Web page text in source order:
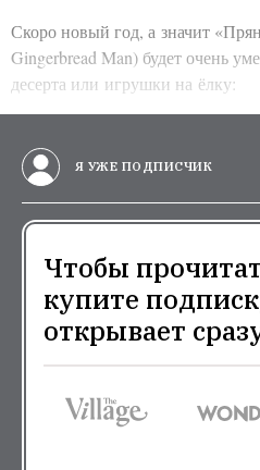
Скоро новый год, а значит
Gingerbread Man) будет очень
десерта или игрушки на ёлку:
Я УЖЕ ПОДПИСЧИК
Чтобы
купите
открывает